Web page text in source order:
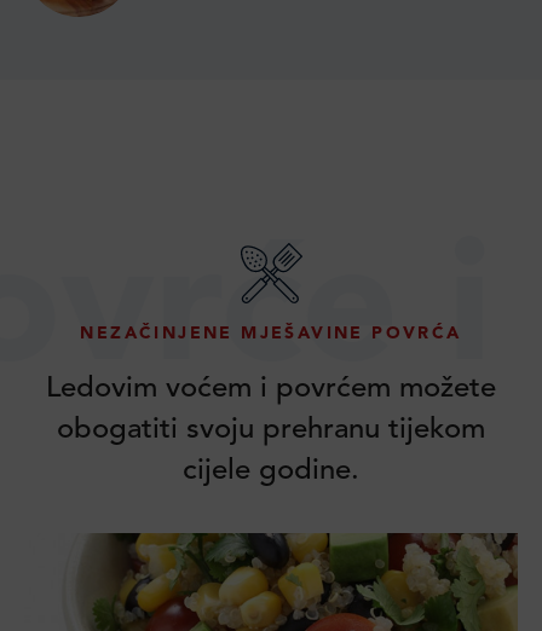
NEZAČINJENE MJEŠAVINE POVRĆA
Ledovim voćem i povrćem možete
obogatiti svoju prehranu tijekom
cijele godine.
i